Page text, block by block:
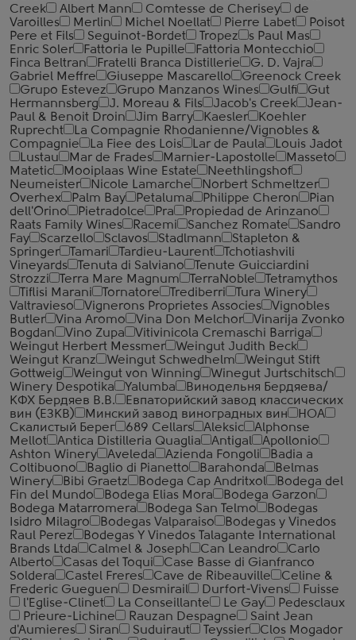
Creek
Albert Mann Comtesse de Cherisey
de
Varoilles
Merlin Michel Noellat Pierre Labet
Poisot
Pere et Fils
Seguinot-Bordet Tropez
s Paul Mas
Enric Soler
Fattoria le Pupille
Fattoria Montecchio
Finca Beltran
Fratelli Branca Distillerie
G. D. Vajra
Gabriel Meffre
Giuseppe Mascarello
Greenock Creek
Grupo Estevez
Grupo Manzanos Wines Gulfi
Gut
Hermannsberg
J. Moreau & Fils Jacob's Creek
Jean-
Paul & Benoit Droin
Jim Barry Kaesler
Koehler
Ruprecht
La Compagnie Rhodanienne/Vignobles &
Compagnie
La Fiee des Lois Lar de Paula
Louis Jadot
Lustau
Mar de Frades Marnier-Lapostolle
Masseto
Matetic
Mooiplaas Wine Estate
Neethlingshof
Neumeister
Nicole Lamarche
Norbert Schmeltzer
Overhex
Palm Bay Petaluma Philippe Cheron
Pian
dell'Orino
Pietradolce Pra
Propiedad de Arinzano
Raats Family Wines
Racemi Sanchez Romate
Sandro
Fay
Scarzello Sclavos Stadlmann
Stapleton &
Springer
Tamari Tardieu-Laurent
Tchotiashvili
Vineyards
Tenuta di Salviano
Tenute Guicciardini
Strozzi
Terra Mare Magnum TerraNoble
Tetramythos
Tiflisi Marani
Tornatore Trediberri
Tura Winery
Valtravieso
Vignerons Proprietes Associes
Vignobles
Butler
Vina Aromo Vina Don Melchor
Vinarija Zvonko
Bogdan
Vino Zupa
Vitivinicola Cremaschi Barriga
Weingut Herbert Messmer
Weingut Judith Beck
Weingut Kranz
Weingut Schwedhelm
Weingut Stift
Gottweig
Weingut von Winning
Winegut Jurtschitsch
Winery Despotika
Yalumba
Винодельня Бердяева/
КФХ Бердяев В.В.
Евпаторийский завод классических
вин (ЕЗКВ)
Минский завод виноградных вин
НОА
Скалистый Берег
689 Cellars Aleksic
Alphonse
Mellot
Antica Distilleria Quaglia Antigal
Apollonio
Ashton Winery
Aveleda Azienda Fongoli
Badia a
Coltibuono
Baglio di Pianetto Barahonda
Belmas
Winery
Bibi Graetz Bodega Cap Andritxol
Bodega del
Fin del Mundo
Bodega Elias Mora
Bodega Garzon
Bodega Matarromera
Bodega San Telmo
Bodegas
Isidro Milagro
Bodegas Valparaiso
Bodegas y Vinedos
Raul Perez
Bodegas Y Vinedos Talagante International
Brands Ltda
Calmel & Joseph Can Leandro
Carlo
Alberto
Casas del Toqui
Case Basse di Gianfranco
Soldera
Castel Freres Cave de Ribeauville
Celine &
Frederic Gueguen
Desmirail Durfort-Vivens
Fuisse
l'Eglise-Clinet
La Conseillante Le Gay
Pedesclaux
Prieure-Lichine
Rauzan Despagne
Saint Jean
d'Aumieres
Siran Suduiraut Teyssier
Clos Mogador